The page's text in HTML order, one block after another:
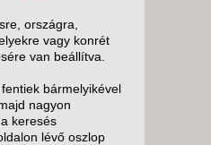
országra,
vagy konrét
van beállítva.
bármelyikével
nagyon
keresés
lévő oszlop